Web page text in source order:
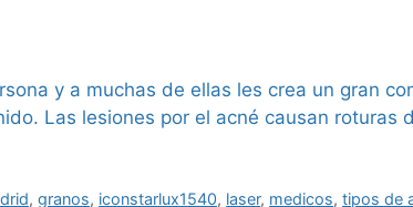
y a muchas de ellas les crea un gran
Las lesiones por el acné causan
,granos, iconstarlux1540, laser, medicos,tipos de